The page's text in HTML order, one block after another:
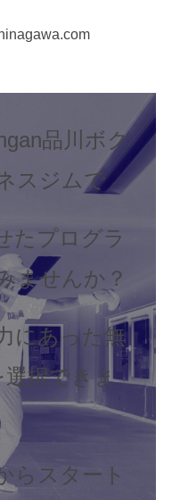
品川ボク
スジムで
たプログラ
ませんか？
にあった無
択できま
らスタート